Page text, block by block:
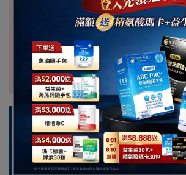
嚴格把關：國際認證與純
達摩本草®嚴選南太平洋純淨海域的